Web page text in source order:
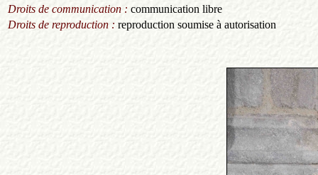
Droits de communication : communication libre
Droits de reproduction : reproduction soumise à autorisation